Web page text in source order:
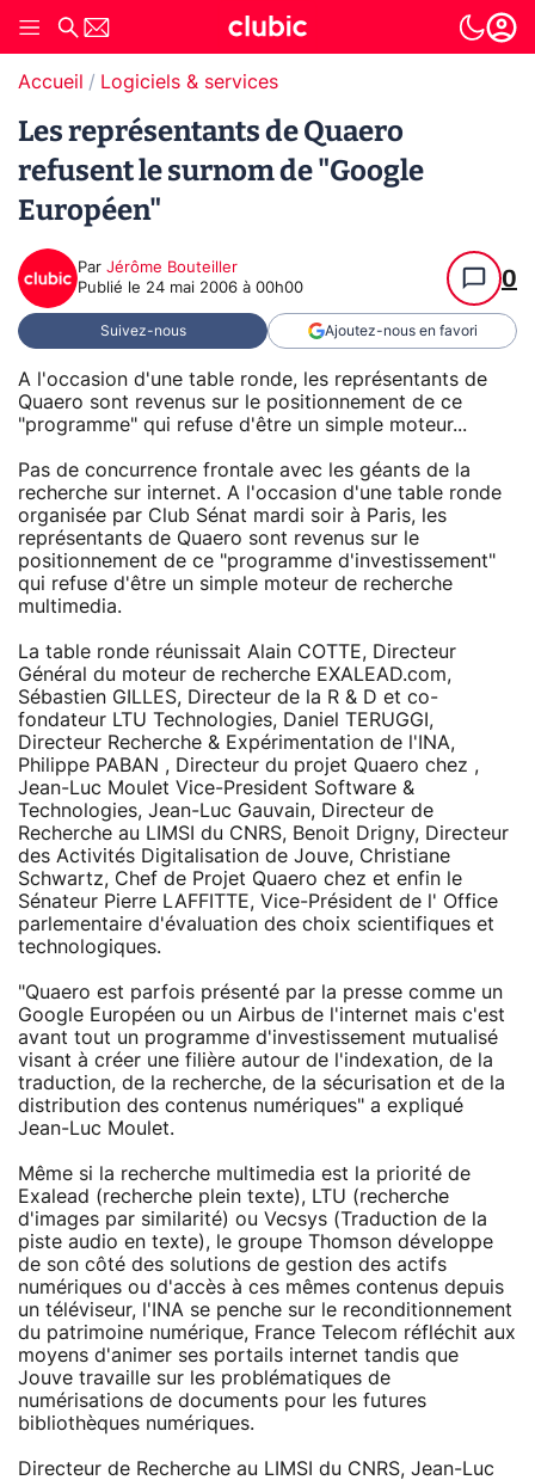
Accueil Logiciels & services
Les représentants de Quaero
refusent le surnom de "Google
Européen"
Par Jérôme Bouteiller
Publié le 24 mai 2006 à 00h00 0
Suivez-nous Ajoutez-nous en favori
A l'occasion d'une table ronde, les représentants de
Quaero sont revenus sur le positionnement de ce
"programme" qui refuse d'être un simple moteur...
Pas de concurrence frontale avec les géants de la
recherche sur internet. A l'occasion d'une table ronde
organisée par Club Sénat mardi soir à Paris, les
représentants de Quaero sont revenus sur le
positionnement de ce "programme d'investissement"
qui refuse d'être un simple moteur de recherche
multimedia.
La table ronde réunissait Alain COTTE, Directeur
Général du moteur de recherche EXALEAD.com,
Sébastien GILLES, Directeur de la R & D et co-
fondateur LTU Technologies, Daniel TERUGGI,
Directeur Recherche & Expérimentation de l'INA,
Philippe PABAN , Directeur du projet Quaero chez ,
Jean-Luc Moulet Vice-President Software &
Technologies, Jean-Luc Gauvain, Directeur de
Recherche au LIMSI du CNRS, Benoit Drigny, Directeur
des Activités Digitalisation de Jouve, Christiane
Schwartz, Chef de Projet Quaero chez et enfin le
Sénateur Pierre LAFFITTE, Vice-Président de l' Office
parlementaire d'évaluation des choix scientifiques et
technologiques.
"Quaero est parfois présenté par la presse comme un
Google Européen ou un Airbus de l'internet mais c'est
avant tout un programme d'investissement mutualisé
visant à créer une filière autour de l'indexation, de la
traduction, de la recherche, de la sécurisation et de la
distribution des contenus numériques" a expliqué
Jean-Luc Moulet.
Même si la recherche multimedia est la priorité de
Exalead (recherche plein texte), LTU (recherche
d'images par similarité) ou Vecsys (Traduction de la
piste audio en texte), le groupe Thomson développe
de son côté des solutions de gestion des actifs
numériques ou d'accès à ces mêmes contenus depuis
un téléviseur, l'INA se penche sur le reconditionnement
du patrimoine numérique, France Telecom réfléchit aux
moyens d'animer ses portails internet tandis que
Jouve travaille sur les problématiques de
numérisations de documents pour les futures
bibliothèques numériques.
Directeur de Recherche au LIMSI du CNRS, Jean-Luc